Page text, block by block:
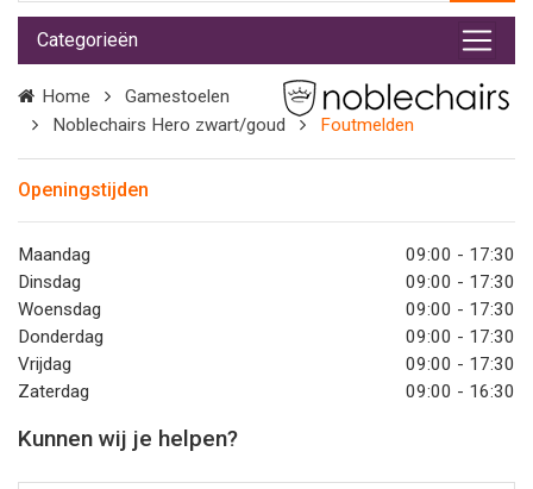
je
naar
op
zoek?
Categorieën
Home
Gamestoelen
Noblechairs Hero zwart/goud
Foutmelden
Openingstijden
Maandag
09:00 - 17:30
Dinsdag
09:00 - 17:30
Woensdag
09:00 - 17:30
Donderdag
09:00 - 17:30
Vrijdag
09:00 - 17:30
Zaterdag
09:00 - 16:30
Kunnen wij je helpen?